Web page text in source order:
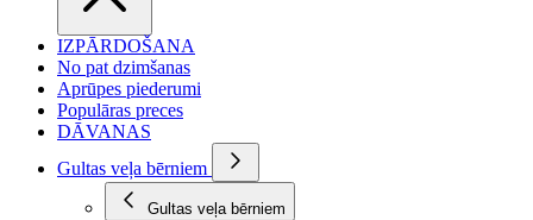
IZPĀRDOŠANA
No pat dzimšanas
Aprūpes piederumi
Populāras preces
DĀVANAS
Gultas veļa bērniem
Gultas veļa bērniem